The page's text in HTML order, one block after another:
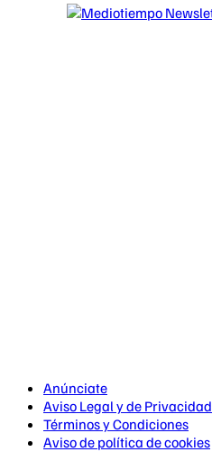
Anúnciate
Aviso Legal y de Privacidad
Términos y Condiciones
Aviso de política de cookies